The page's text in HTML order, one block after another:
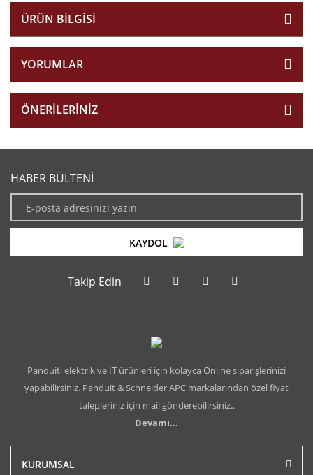
ÜRÜN BILGISI
YORUMLAR
ÖNERILERINIZ
HABER BÜLTENİ
KAYDOL
Takip Edin
Panduit, elektrik ve IT ürünleri için kolayca Online siparişlerinizi
yapabilirsiniz. Panduit & Schneider APC markalarından özel fiyat
talepleriniz için mail gönderebilirsiniz..
Devamı...
KURUMSAL